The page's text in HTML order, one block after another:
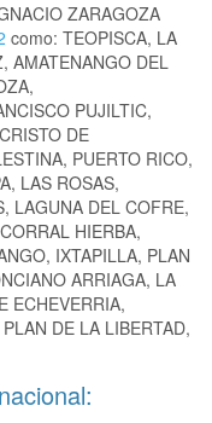
ZARAGOZA
como: TEOPISCA, LA
AMATENANGO DEL
PUJILTIC,
DE
PUERTO RICO,
LAS ROSAS,
LAGUNA DEL COFRE,
HIERBA,
IXTAPILLA, PLAN
ARRIAGA, LA
ECHEVERRIA,
DE LA LIBERTAD,